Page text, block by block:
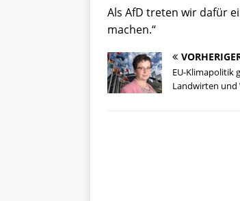
Als AfD treten wir dafür
machen.“
EU-Klimapolitik
Landwirten und